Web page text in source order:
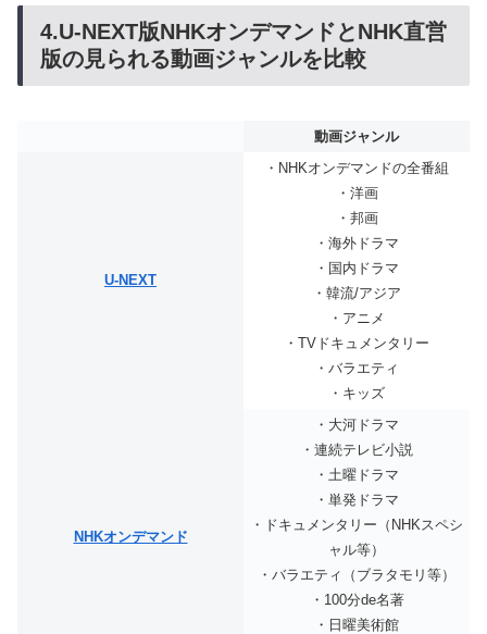
4.U-NEXT版NHKオンデマンドとNHK直営
版の見られる動画ジャンルを比較
動画ジャンル
U-NEXT
・NHKオンデマンドの全番組
・洋画
・邦画
・海外ドラマ
・国内ドラマ
・韓流/アジア
・アニメ
・TVドキュメンタリー
・バラエティ
・キッズ
NHKオンデマンド
・大河ドラマ
・連続テレビ小説
・土曜ドラマ
・単発ドラマ
・ドキュメンタリー（NHKスペシ
ャル等）
・バラエティ（ブラタモリ等）
・100分de名著
・日曜美術館